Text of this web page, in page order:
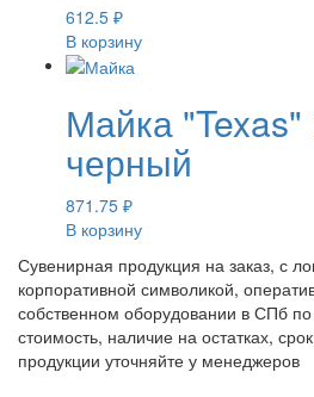
612.5 ₽
В корзину
Майка "Texas"
черный
871.75 ₽
В корзину
Сувенирная продукция на заказ, с
корпоративной символикой,
собственном оборудовании в СПб
стоимость, наличие на остатках,
продукции уточняйте у менеджеров